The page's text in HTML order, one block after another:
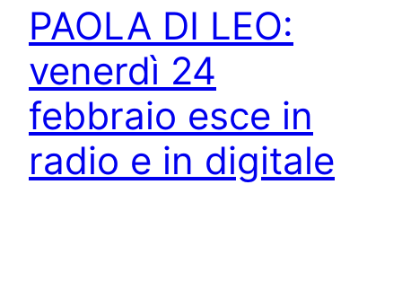
PAOLA DI LEO:
venerdì 24
febbraio esce in
radio e in digitale